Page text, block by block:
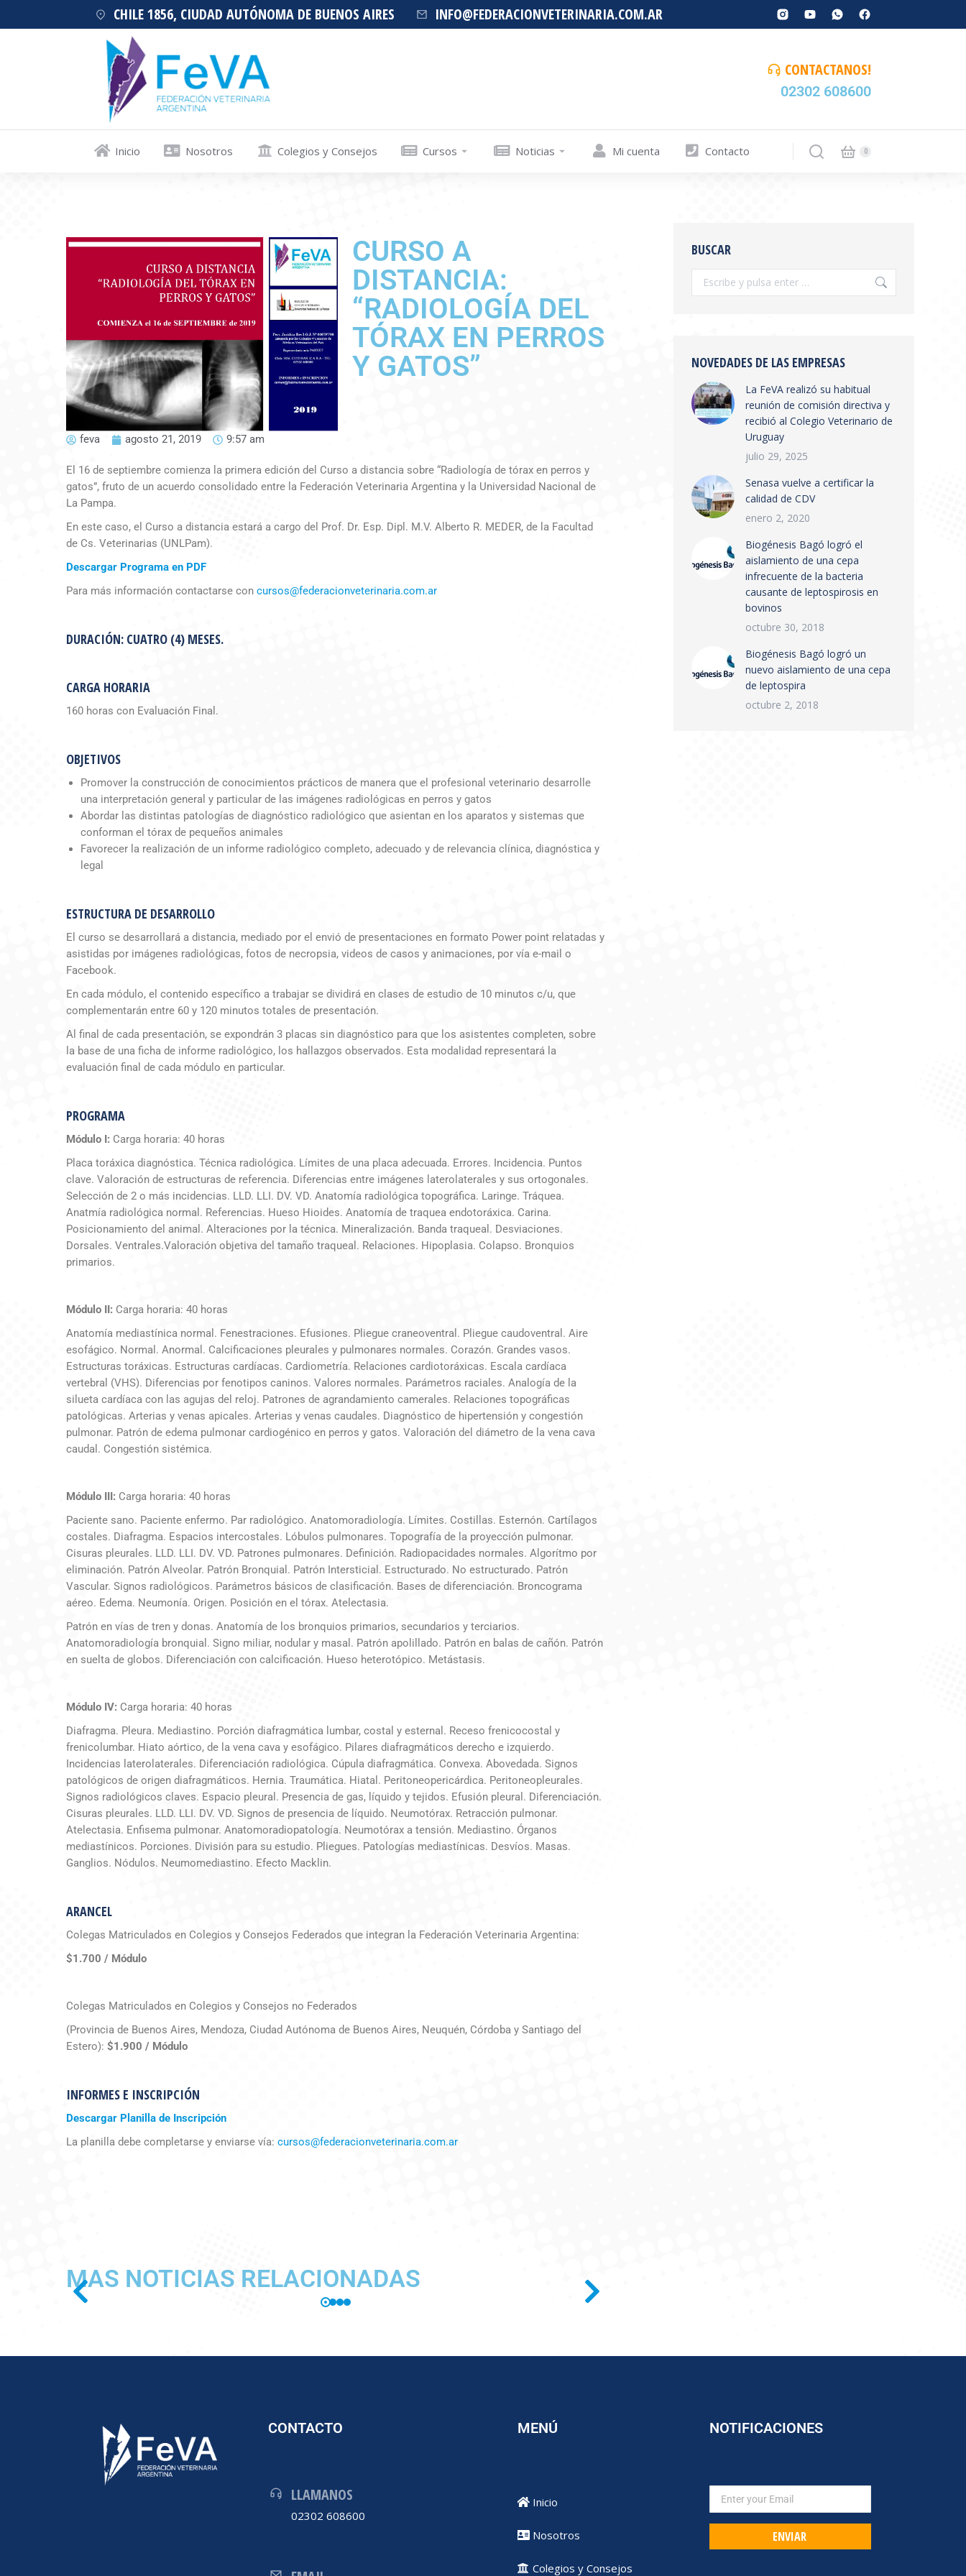
CHILE 1856, CIUDAD AUTÓNOMA DE BUENOS AIRES INFO@FEDERACIONVETERINARIA.COM.AR
CONTACTANOS!
02302 608600
Inicio Nosotros Colegios y Consejos Cursos Noticias Mi cuenta Contacto
feva agosto 21, 2019 9:57 am
CURSO A
DISTANCIA:
“RADIOLOGÍA DEL
TÓRAX EN PERROS
Y GATOS”
El 16 de septiembre comienza la primera edición del Curso a distancia sobre “Radiología de tórax en perros y
gatos”, fruto de un acuerdo consolidado entre la Federación Veterinaria Argentina y la Universidad Nacional de
La Pampa.
En este caso, el Curso a distancia estará a cargo del Prof. Dr. Esp. Dipl. M.V. Alberto R. MEDER, de la Facultad
de Cs. Veterinarias (UNLPam).
Descargar Programa en PDF
Para más información contactarse con cursos@federacionveterinaria.com.ar
DURACIÓN: CUATRO (4) MESES.
CARGA HORARIA
160 horas con Evaluación Final.
OBJETIVOS
Promover la construcción de conocimientos prácticos de manera que el profesional veterinario desarrolle
una interpretación general y particular de las imágenes radiológicas en perros y gatos
Abordar las distintas patologías de diagnóstico radiológico que asientan en los aparatos y sistemas que
conforman el tórax de pequeños animales
Favorecer la realización de un informe radiológico completo, adecuado y de relevancia clínica, diagnóstica y
legal
ESTRUCTURA DE DESARROLLO
El curso se desarrollará a distancia, mediado por el envió de presentaciones en formato Power point relatadas y
asistidas por imágenes radiológicas, fotos de necropsia, videos de casos y animaciones, por vía e-mail o
Facebook.
En cada módulo, el contenido específico a trabajar se dividirá en clases de estudio de 10 minutos c/u, que
complementarán entre 60 y 120 minutos totales de presentación.
Al final de cada presentación, se expondrán 3 placas sin diagnóstico para que los asistentes completen, sobre
la base de una ficha de informe radiológico, los hallazgos observados. Esta modalidad representará la
evaluación final de cada módulo en particular.
PROGRAMA
Módulo I: Carga horaria: 40 horas
Placa toráxica diagnóstica. Técnica radiológica. Límites de una placa adecuada. Errores. Incidencia. Puntos
clave. Valoración de estructuras de referencia. Diferencias entre imágenes laterolaterales y sus ortogonales.
Selección de 2 o más incidencias. LLD. LLI. DV. VD. Anatomía radiológica topográfica. Laringe. Tráquea.
Anatmía radiológica normal. Referencias. Hueso Hioides. Anatomía de traquea endotoráxica. Carina.
Posicionamiento del animal. Alteraciones por la técnica. Mineralización. Banda traqueal. Desviaciones.
Dorsales. Ventrales.Valoración objetiva del tamaño traqueal. Relaciones. Hipoplasia. Colapso. Bronquios
primarios.
Módulo II: Carga horaria: 40 horas
Anatomía mediastínica normal. Fenestraciones. Efusiones. Pliegue craneoventral. Pliegue caudoventral. Aire
esofágico. Normal. Anormal. Calcificaciones pleurales y pulmonares normales. Corazón. Grandes vasos.
Estructuras toráxicas. Estructuras cardíacas. Cardiometría. Relaciones cardiotoráxicas. Escala cardíaca
vertebral (VHS). Diferencias por fenotipos caninos. Valores normales. Parámetros raciales. Analogía de la
silueta cardíaca con las agujas del reloj. Patrones de agrandamiento camerales. Relaciones topográficas
patológicas. Arterias y venas apicales. Arterias y venas caudales. Diagnóstico de hipertensión y congestión
pulmonar. Patrón de edema pulmonar cardiogénico en perros y gatos. Valoración del diámetro de la vena cava
caudal. Congestión sistémica.
Módulo III: Carga horaria: 40 horas
Paciente sano. Paciente enfermo. Par radiológico. Anatomoradiología. Límites. Costillas. Esternón. Cartílagos
costales. Diafragma. Espacios intercostales. Lóbulos pulmonares. Topografía de la proyección pulmonar.
Cisuras pleurales. LLD. LLI. DV. VD. Patrones pulmonares. Definición. Radiopacidades normales. Algorítmo por
eliminación. Patrón Alveolar. Patrón Bronquial. Patrón Intersticial. Estructurado. No estructurado. Patrón
Vascular. Signos radiológicos. Parámetros básicos de clasificación. Bases de diferenciación. Broncograma
aéreo. Edema. Neumonía. Origen. Posición en el tórax. Atelectasia.
Patrón en vías de tren y donas. Anatomía de los bronquios primarios, secundarios y terciarios.
Anatomoradiología bronquial. Signo miliar, nodular y masal. Patrón apolillado. Patrón en balas de cañón. Patrón
en suelta de globos. Diferenciación con calcificación. Hueso heterotópico. Metástasis.
Módulo IV: Carga horaria: 40 horas
Diafragma. Pleura. Mediastino. Porción diafragmática lumbar, costal y esternal. Receso frenicocostal y
frenicolumbar. Hiato aórtico, de la vena cava y esofágico. Pilares diafragmáticos derecho e izquierdo.
Incidencias laterolaterales. Diferenciación radiológica. Cúpula diafragmática. Convexa. Abovedada. Signos
patológicos de origen diafragmáticos. Hernia. Traumática. Hiatal. Peritoneopericárdica. Peritoneopleurales.
Signos radiológicos claves. Espacio pleural. Presencia de gas, líquido y tejidos. Efusión pleural. Diferenciación.
Cisuras pleurales. LLD. LLI. DV. VD. Signos de presencia de líquido. Neumotórax. Retracción pulmonar.
Atelectasia. Enfisema pulmonar. Anatomoradiopatología. Neumotórax a tensión. Mediastino. Órganos
mediastínicos. Porciones. División para su estudio. Pliegues. Patologías mediastínicas. Desvíos. Masas.
Ganglios. Nódulos. Neumomediastino. Efecto Macklin.
ARANCEL
Colegas Matriculados en Colegios y Consejos Federados que integran la Federación Veterinaria Argentina:
$1.700 / Módulo
Colegas Matriculados en Colegios y Consejos no Federados
(Provincia de Buenos Aires, Mendoza, Ciudad Autónoma de Buenos Aires, Neuquén, Córdoba y Santiago del
Estero): $1.900 / Módulo
INFORMES E INSCRIPCIÓN
Descargar Planilla de Inscripción
La planilla debe completarse y enviarse vía: cursos@federacionveterinaria.com.ar
MAS NOTICIAS RELACIONADAS
BUSCAR
NOVEDADES DE LAS EMPRESAS
La FeVA realizó su habitual
reunión de comisión directiva y
recibió al Colegio Veterinario de
Uruguay
julio 29, 2025
Senasa vuelve a certificar la
calidad de CDV
enero 2, 2020
Biogénesis Bagó logró el
aislamiento de una cepa
infrecuente de la bacteria
causante de leptospirosis en
bovinos
octubre 30, 2018
Biogénesis Bagó logró un
nuevo aislamiento de una cepa
de leptospira
octubre 2, 2018
CONTACTO
LLAMANOS
02302 608600
MENÚ
Inicio
Nosotros
Colegios y Consejos
NOTIFICACIONES
ENVIAR